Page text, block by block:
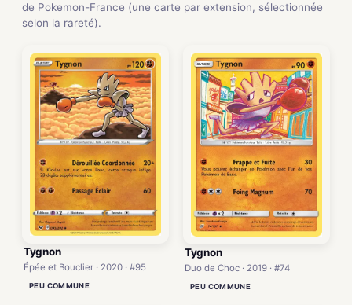
de Pokemon-France (une carte par extension, sélectionnée
selon la rareté).
Tygnon
Épée et Bouclier · 2020 · #95
PEU COMMUNE
Tygnon
Duo de Choc · 2019 · #74
PEU COMMUNE